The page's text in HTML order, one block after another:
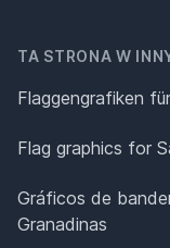
TA STRONA W
Flaggengrafiken
Flag graphics for
Gráficos de
Granadinas